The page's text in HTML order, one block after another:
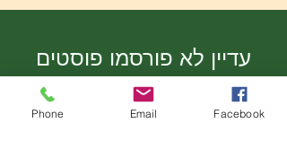
עדיין לא פורסמו פוסטים
בשפה זו
כשיתפרסמו פוסטים, הם יופיעו כאן.
Phone Email Facebook